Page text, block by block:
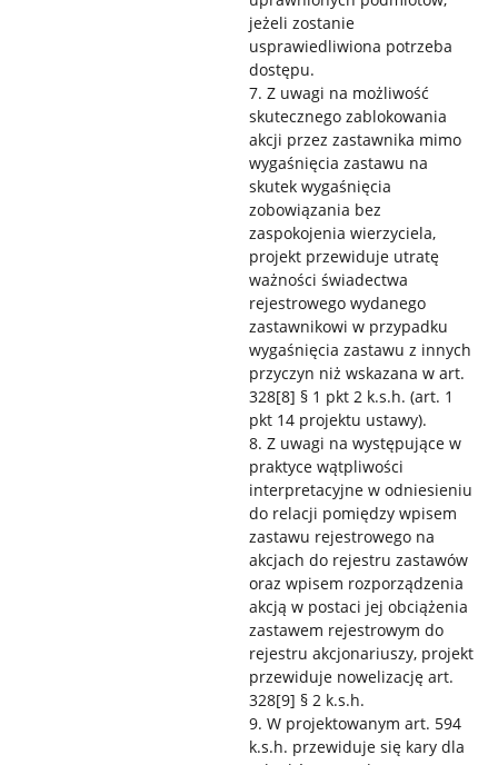
jeżeli zostanie
usprawiedliwiona potrzeba
dostępu.
7. Z uwagi na możliwość
skutecznego zablokowania
akcji przez zastawnika mimo
wygaśnięcia zastawu na
skutek wygaśnięcia
zobowiązania bez
zaspokojenia wierzyciela,
projekt przewiduje utratę
ważności świadectwa
rejestrowego wydanego
zastawnikowi w przypadku
wygaśnięcia zastawu z innych
przyczyn niż wskazana w art.
328[8] § 1 pkt 2 k.s.h. (art. 1
pkt 14 projektu ustawy).
8. Z uwagi na występujące w
praktyce wątpliwości
interpretacyjne w odniesieniu
do relacji pomiędzy wpisem
zastawu rejestrowego na
akcjach do rejestru zastawów
oraz wpisem rozporządzenia
akcją w postaci jej obciążenia
zastawem rejestrowym do
rejestru akcjonariuszy, projekt
przewiduje nowelizację art.
328[9] § 2 k.s.h.
9. W projektowanym art. 594
k.s.h. przewiduje się kary dla